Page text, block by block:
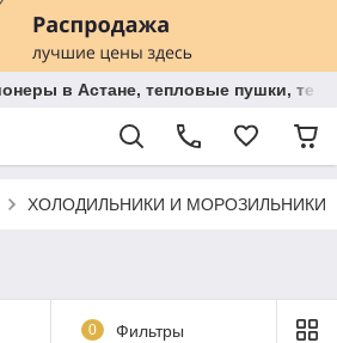
в Астане, тепловые пушки,
ХОЛОДИЛЬНИКИ И МОРОЗИЛЬНИКИ
0 Фильтры